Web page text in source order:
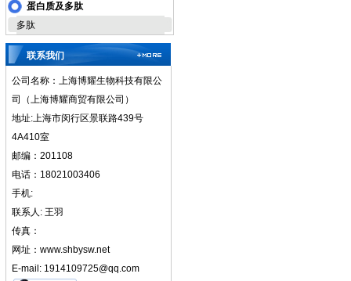
蛋白质及多肽
多肽
联系我们
公司名称：上海博耀生物科技有限公
司（上海博耀商贸有限公司）
地址:上海市闵行区景联路439号
4A410室
邮编：201108
电话：18021003406
手机:
联系人: 王羽
传真：
网址：www.shbysw.net
E-mail: 1914109725@qq.com